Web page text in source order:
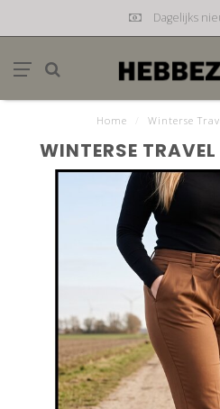
Dagelijks
Home Winterse
WINTERSE